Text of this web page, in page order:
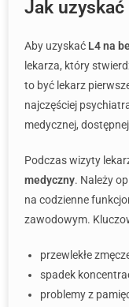
Jak uzyskać
Aby uzyskać L4 na
lekarza, który
to być lekarz
najczęściej
medycznej,
Podczas wizyty
medyczny. Należy
na codzienne
zawodowym.
przewlekłe
spadek
problemy z